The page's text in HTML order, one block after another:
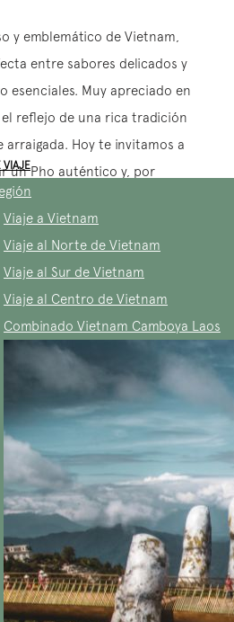
VIAJE
Viaje a Vietnam
Viaje al Norte de Vietnam
Viaje al Sur de Vietnam
Viaje al Centro de Vietnam
Combinado Vietnam Camboya Laos
y emblemático de Vietnam,
entre sabores delicados y
esenciales. Muy apreciado en
reflejo de una rica tradición
Hoy te invitamos a
un Pho auténtico y, por
en casa. ¡Es muy sencillo,
tuétano de res
limón (citronela)
mandarina